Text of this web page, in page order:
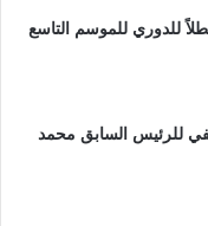
بطلاً للدوري للموسم التاسع
للرئيس السابق محمد